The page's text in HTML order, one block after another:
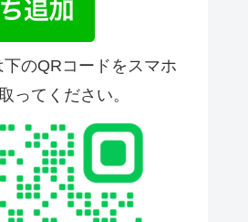
のQRコードをスマホ
ってください。